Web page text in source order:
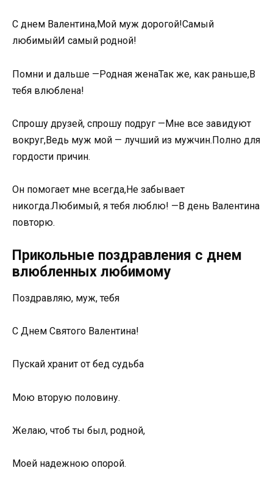
С днем Валентина,Мой муж дорогой!Самый
любимыйИ самый родной!
Помни и дальше —Родная женаТак же, как раньше,В
тебя влюблена!
Спрошу друзей, спрошу подруг —Мне все завидуют
вокруг,Ведь муж мой — лучший из мужчин.Полно для
гордости причин.
Он помогает мне всегда,Не забывает
никогда.Любимый, я тебя люблю! —В день Валентина
повторю.
Прикольные поздравления с днем
влюбленных любимому
Поздравляю, муж, тебя
С Днем Святого Валентина!
Пускай хранит от бед судьба
Мою вторую половину.
Желаю, чтоб ты был, родной,
Моей надежною опорой.